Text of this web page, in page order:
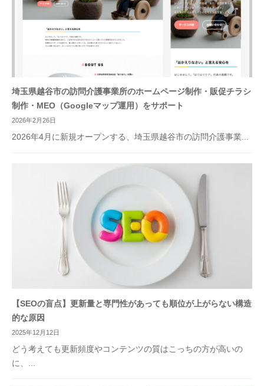
埼玉県越谷市の訪問介護事業所のホームページ制作・販促チラシ
制作・MEO（Googleマップ運用）をサポート
2026年2月26日
2026年4月に新規オープンする、埼玉県越谷市の訪問介護事業...
【SEOの盲点】更新量と専門性があっても順位が上がらない構造
的な原因
2025年12月12日
どう考えても更新頻度やコンテンツの質はこっちの方が高いの
に、...